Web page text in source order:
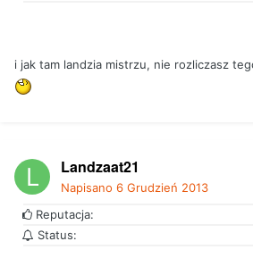
i jak tam landzia mistrzu, nie rozliczasz
Landzaat21
Napisano 6 Grudzień 2013
Reputacja:
Status: